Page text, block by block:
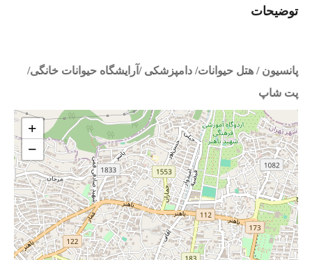
توضیحات
پانسیون / هتل حیوانات/ دامپزشکی /آرایشگاه حیوانات خانگی/
پت شاپ
+
−